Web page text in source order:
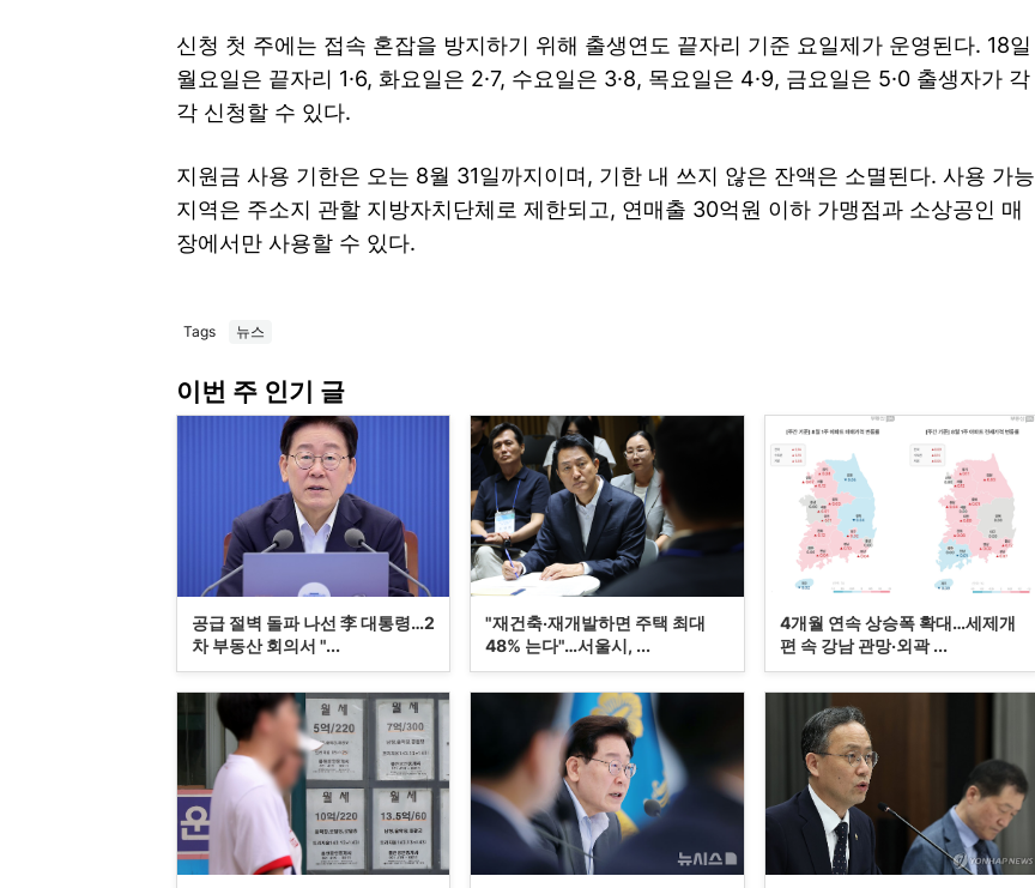
신청 첫 주에는 접속 혼잡을 방지하기 위해 출생연도 끝자리 기준 요일제가 운영된다. 18일
월요일은 끝자리 1·6, 화요일은 2·7, 수요일은 3·8, 목요일은 4·9, 금요일은 5·0 출생자가 각
각 신청할 수 있다.
지원금 사용 기한은 오는 8월 31일까지이며, 기한 내 쓰지 않은 잔액은 소멸된다. 사용 가능
지역은 주소지 관할 지방자치단체로 제한되고, 연매출 30억원 이하 가맹점과 소상공인 매
장에서만 사용할 수 있다.
Tags 뉴스
이번 주 인기 글
공급 절벽 돌파 나선 李 대통령…2
차 부동산 회의서 "...
"재건축·재개발하면 주택 최대
48% 는다"…서울시, ...
4개월 연속 상승폭 확대…세제개
편 속 강남 관망·외곽 ...